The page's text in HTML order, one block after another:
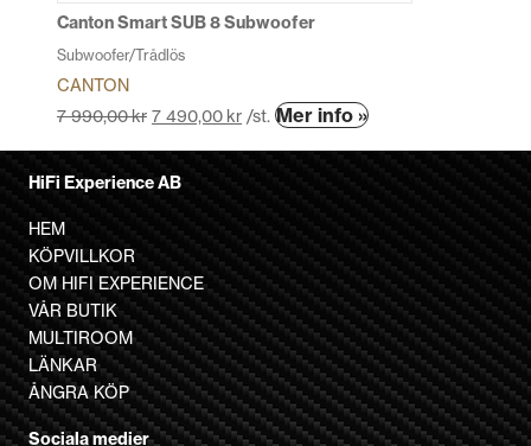
produktsidan
Canton Smart SUB 8 Subwoofer
Subwoofer/Trådlös
CANTON
7 990,00kr 7 490,00 kr /st. Mer info »Den
varianter.
De
olika
alternativen
kan
väljas
på
produktsidan
HiFi Experience AB
HEM
KÖPVILLKOR
OM HIFI EXPERIENCE
VÅR BUTIK
MULTIROOM
LÄNKAR
ÅNGRA KÖP
Sociala medier